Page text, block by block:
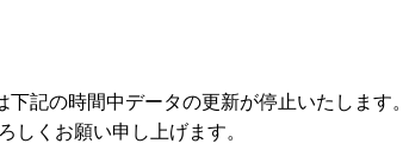
記の時間中データの更新が停止いたします。
しくお願い申し上げます。